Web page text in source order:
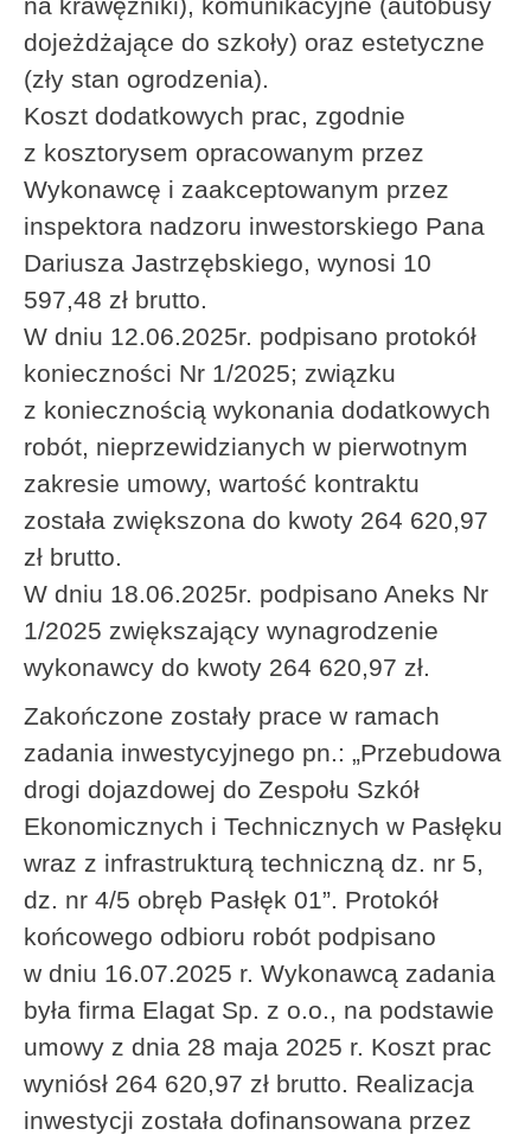
dojeżdżające do szkoły) oraz estetyczne
(zły stan ogrodzenia).
Koszt dodatkowych prac, zgodnie
z kosztorysem opracowanym przez
Wykonawcę i zaakceptowanym przez
inspektora nadzoru inwestorskiego Pana
Dariusza Jastrzębskiego, wynosi 10
597,48 zł brutto.
W dniu 12.06.2025r. podpisano protokół
konieczności Nr 1/2025; związku
z koniecznością wykonania dodatkowych
robót, nieprzewidzianych w pierwotnym
zakresie umowy, wartość kontraktu
została zwiększona do kwoty 264 620,97
zł brutto.
W dniu 18.06.2025r. podpisano Aneks Nr
1/2025 zwiększający wynagrodzenie
wykonawcy do kwoty 264 620,97 zł.
Zakończone zostały prace w ramach
zadania inwestycyjnego pn.: „Przebudowa
drogi dojazdowej do Zespołu Szkół
Ekonomicznych i Technicznych w Pasłęku
wraz z infrastrukturą techniczną dz. nr 5,
dz. nr 4/5 obręb Pasłęk 01”. Protokół
końcowego odbioru robót podpisano
w dniu 16.07.2025 r. Wykonawcą zadania
była firma Elagat Sp. z o.o., na podstawie
umowy z dnia 28 maja 2025 r. Koszt prac
wyniósł 264 620,97 zł brutto. Realizacja
inwestycji została dofinansowana przez